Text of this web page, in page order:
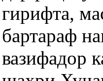
гирифта,
бартараф
вазифадор